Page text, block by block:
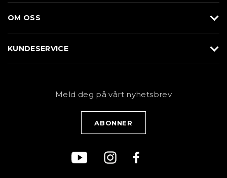
Sko
Merkevarer
Løp
Sykkel
OM OSS
KUNDESERVICE
PersonvernerklæringMeld deg på vårt nyhetsbrev